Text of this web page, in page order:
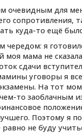
очевидным для
сопротивления,
куда-то ещё
чередом: я
моя мама не
сдачи
уговоры я
На тот
то заоблачным
Поэтому я
равно не буду